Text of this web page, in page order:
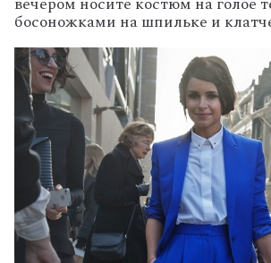
босоножками на шпильке и